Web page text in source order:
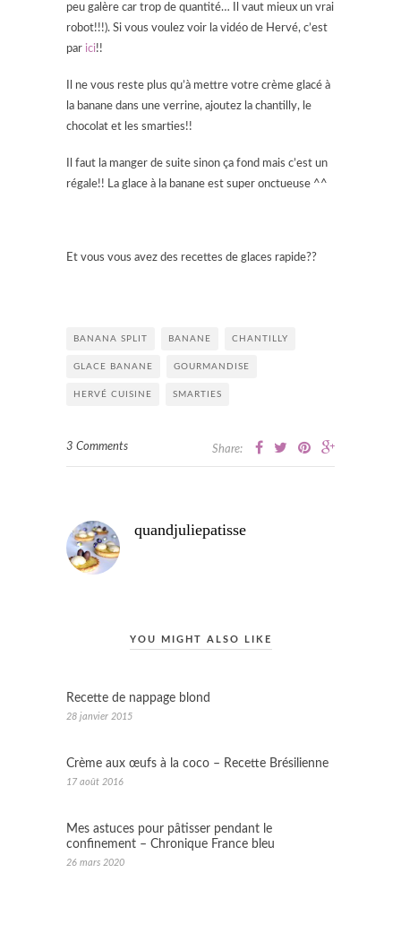
peu galère car trop de quantité… Il vaut mieux un vrai
robot!!!). Si vous voulez voir la vidéo de Hervé, c’est
par ici!!
Il ne vous reste plus qu’à mettre votre crème glacé à
la banane dans une verrine, ajoutez la chantilly, le
chocolat et les smarties!!
Il faut la manger de suite sinon ça fond mais c’est un
régale!! La glace à la banane est super onctueuse ^^
Et vous vous avez des recettes de glaces rapide??
BANANA SPLIT BANANE CHANTILLY
GLACE BANANE GOURMANDISE
HERVÉ CUISINE SMARTIES
3 Comments Share:
quandjuliepatisse
YOU MIGHT ALSO LIKE
Recette de nappage blond
28 janvier 2015
Crème aux œufs à la coco – Recette Brésilienne
17 août 2016
Mes astuces pour pâtisser pendant le
confinement – Chronique France bleu
26 mars 2020